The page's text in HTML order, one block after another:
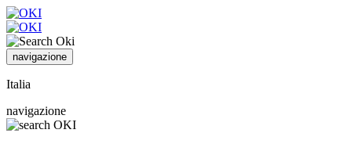
navigazione
Italia
navigazione